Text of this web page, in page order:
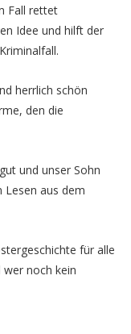
Fall rettet
Idee und hilft der
herrlich schön
den die
und unser Sohn
aus dem
für alle
wer noch kein